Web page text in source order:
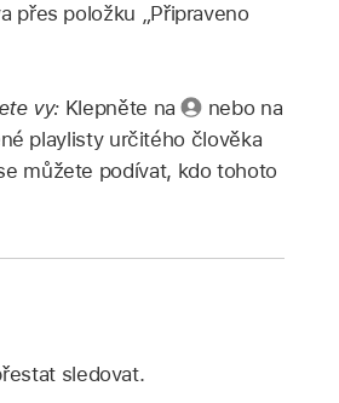
přes položku „Připraveno
vy: Klepněte na
nebo na
playlisty určitého člověka
můžete podívat, kdo tohoto
sledovat.